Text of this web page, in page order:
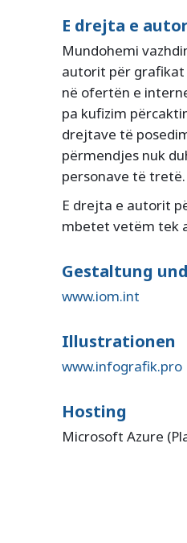
E drejta e
Mundohemi
autorit për
në ofertën e
pa kufizim
drejtave të
përmendjes nuk
personave të tretë.
E drejta e autorit
mbetet vetëm tek
Gestaltung
www.iom.int
Illustrationen
www.infografik.pro
Hosting
Microsoft Azure